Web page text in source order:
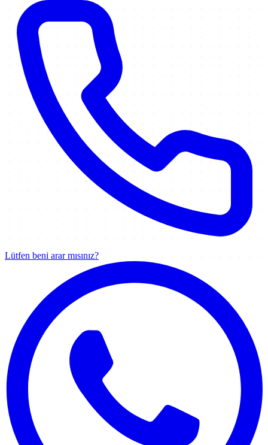
Lütfen beni arar mısınız?